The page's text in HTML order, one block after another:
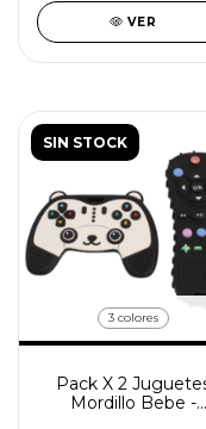
VER
SIN STOCK
3 colores
Pack X 2
Mordillo Bebe -